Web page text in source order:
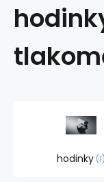
hodinky 1